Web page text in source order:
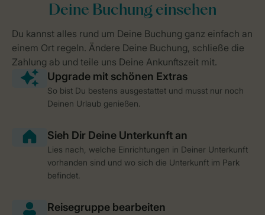
So bist Du bestens ausgestattet und musst nur noch
Deinen Urlaub genießen.
Lies nach, welche Einrichtungen in Deiner Unterkunft
vorhanden sind und wo sich die Unterkunft im Park
befindet.